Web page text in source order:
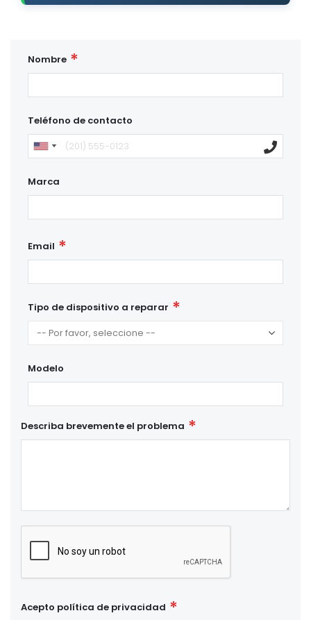
Nombre
Teléfono de contacto
Marca
Email
Tipo de dispositivo a reparar
Modelo
Describa brevemente el problema
Acepto política de privacidad